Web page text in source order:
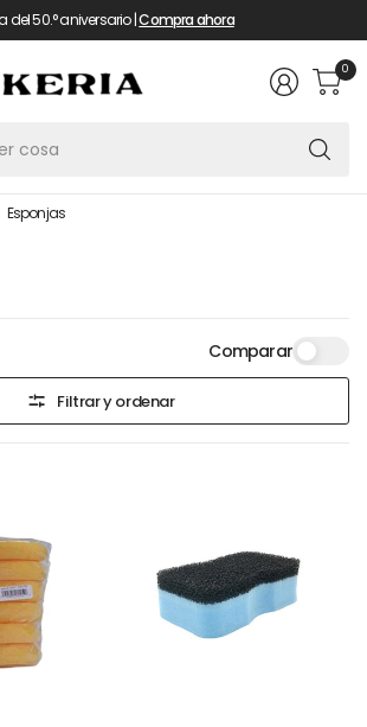
del 50.° aniversario |Compra ahora
0
Esponjas
Comparar
Filtrar y ordenar